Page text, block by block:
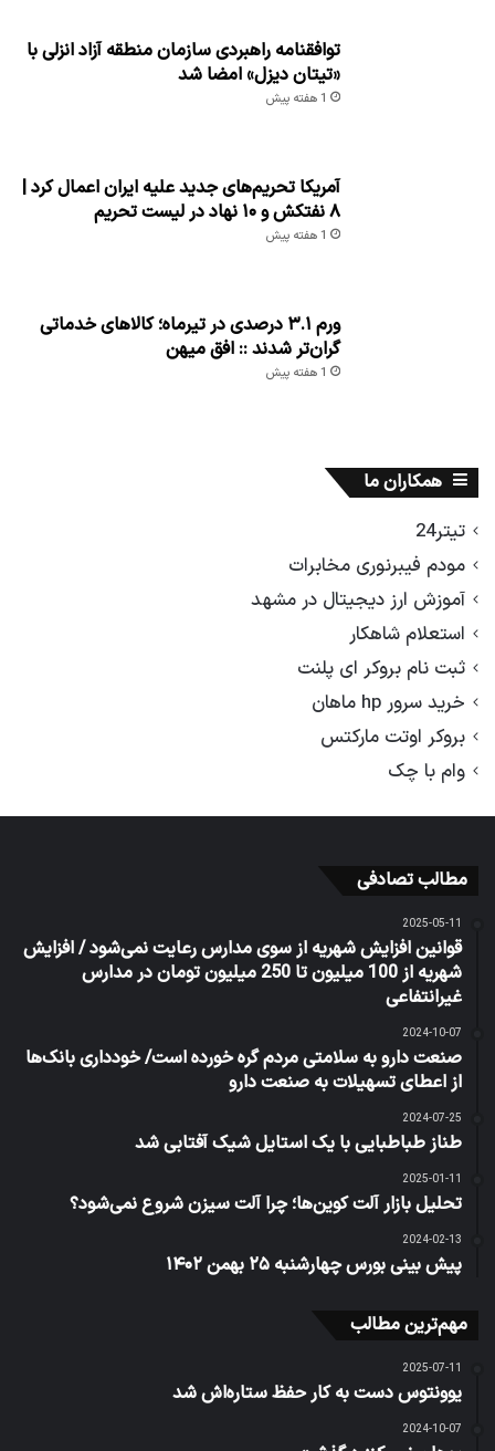
توافقنامه راهبردی سازمان منطقه آزاد انزلی با
«تیتان دیزل» امضا شد
1 هفته پیش
آمریکا تحریم‌های جدید علیه ایران اعمال کرد |
۸ نفتکش و ۱۰ نهاد در لیست تحریم
1 هفته پیش
ورم ۳.۱ درصدی در تیرماه؛ کالاهای خدماتی
گران‌تر شدند :: افق میهن
1 هفته پیش
همکاران ما
تیتر24
مودم فیبرنوری مخابرات
آموزش ارز دیجیتال در مشهد
استعلام شاهکار
ثبت نام بروکر ای پلنت
خرید سرور hp ماهان
بروکر اوتت مارکتس
وام با چک
مطالب تصادفی
2025-05-11
قوانین افزایش شهریه از سوی مدارس رعایت نمی‌شود / افزایش
شهریه از 100 میلیون تا 250 میلیون تومان در مدارس
غیرانتفاعی
2024-10-07
صنعت دارو به سلامتی مردم گره خورده است/ خودداری بانک‌ها
از اعطای تسهیلات به صنعت دارو
2024-07-25
طناز طباطبایی با یک استایل شیک آفتابی شد
2025-01-11
تحلیل بازار آلت‌ کوین‌ها؛ چرا آلت سیزن شروع نمی‌شود؟
2024-02-13
پیش بینی بورس چهارشنبه ۲۵ بهمن ۱۴۰۲
مهم‌ترین مطالب
2025-07-11
یوونتوس دست به کار حفظ ستاره‌اش شد
2024-10-07